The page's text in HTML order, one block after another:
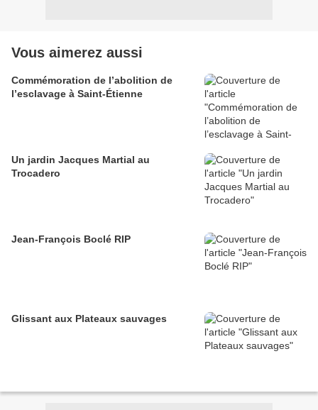
Vous aimerez aussi
Commémoration de l’abolition de
l’esclavage à Saint-Étienne
Un jardin Jacques Martial au
Trocadero
Jean-François Boclé RIP
Glissant aux Plateaux sauvages